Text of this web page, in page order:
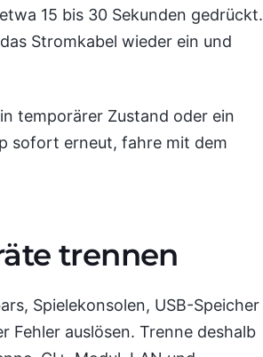
15 bis 30 Sekunden gedrückt.
Stromkabel wieder ein und
temporärer Zustand oder ein
sofort erneut, fahre mit dem
trennen
Spielekonsolen, USB-Speicher
Fehler auslösen. Trenne deshalb